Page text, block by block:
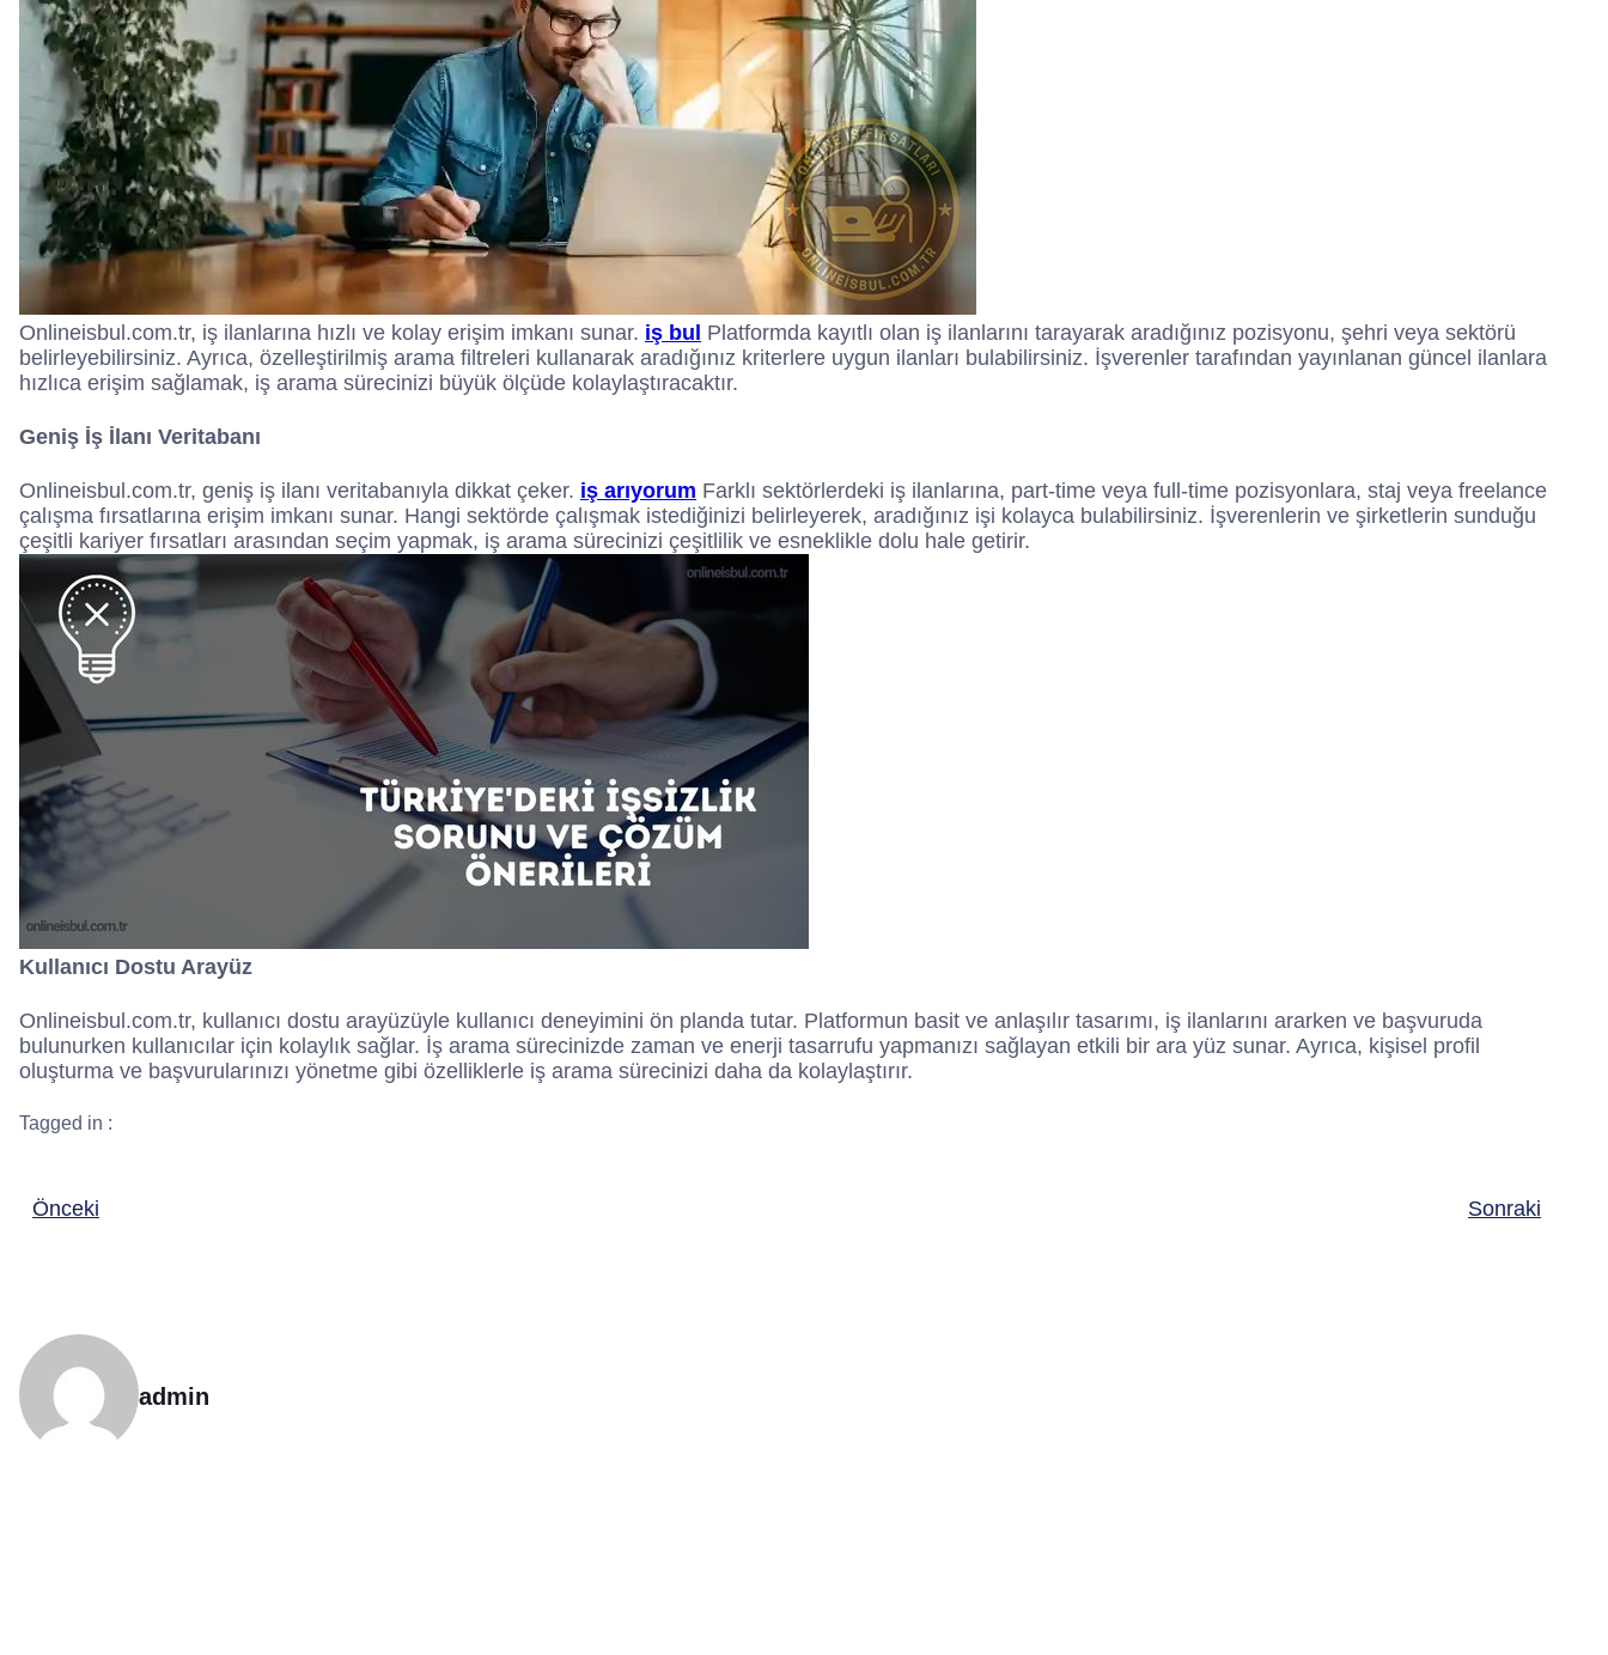
Onlineisbul.com.tr, iş ilanlarına hızlı ve kolay erişim imkanı sunar. iş bul Platformda kayıtlı olan iş ilanlarını tarayarak aradığınız pozisyonu, şehri veya sektörü
belirleyebilirsiniz. Ayrıca, özelleştirilmiş arama filtreleri kullanarak aradığınız kriterlere uygun ilanları bulabilirsiniz. İşverenler tarafından yayınlanan güncel ilanlara
hızlıca erişim sağlamak, iş arama sürecinizi büyük ölçüde kolaylaştıracaktır.
Geniş İş İlanı Veritabanı
Onlineisbul.com.tr, geniş iş ilanı veritabanıyla dikkat çeker. iş arıyorum Farklı sektörlerdeki iş ilanlarına, part-time veya full-time pozisyonlara, staj veya freelance
çalışma fırsatlarına erişim imkanı sunar. Hangi sektörde çalışmak istediğinizi belirleyerek, aradığınız işi kolayca bulabilirsiniz. İşverenlerin ve şirketlerin sunduğu
çeşitli kariyer fırsatları arasından seçim yapmak, iş arama sürecinizi çeşitlilik ve esneklikle dolu hale getirir.
Kullanıcı Dostu Arayüz
Onlineisbul.com.tr, kullanıcı dostu arayüzüyle kullanıcı deneyimini ön planda tutar. Platformun basit ve anlaşılır tasarımı, iş ilanlarını ararken ve başvuruda
bulunurken kullanıcılar için kolaylık sağlar. İş arama sürecinizde zaman ve enerji tasarrufu yapmanızı sağlayan etkili bir ara yüz sunar. Ayrıca, kişisel profil
oluşturma ve başvurularınızı yönetme gibi özelliklerle iş arama sürecinizi daha da kolaylaştırır.
Tagged in :
Önceki Sonraki
admin